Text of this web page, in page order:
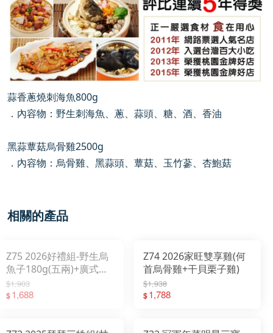
蒜香蔥燒刺海魚800g
．內容物：野生刺海魚、蔥、蒜頭、糖、酒、香油
黑蒜蕈菇烏骨雞2500g
．內容物：烏骨雞、黑蒜頭、蕈菇、玉竹蔘、杏鮑菇
相關的產品
Z75 2026好禮組-野生烏
魚子180g(五兩)+廣式臘
腸250g +精美提袋
$1,903
$1,688
Z74 2026家旺雙享雞(何
首烏骨雞+干貝栗子雞)
$1,938
$1,788